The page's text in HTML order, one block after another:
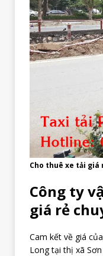
Cho thuê xe tải giá
Công ty
giá rẻ
Cam kết về giá
Long tại thị xã